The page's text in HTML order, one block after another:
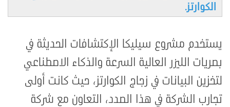
الكوارتز.
يستخدم مشروع سيليكا الإكتشافات الحديثة في
بصريات الليزر العالية السرعة والذكاء الاصطناعي
لتخزين البيانات في زجاج الكوارتز، حيث كانت أولى
تجارب الشركة في هذا الصدد، التعاون مع شركة